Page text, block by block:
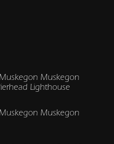
Muskegon
Lighthouse
Muskegon